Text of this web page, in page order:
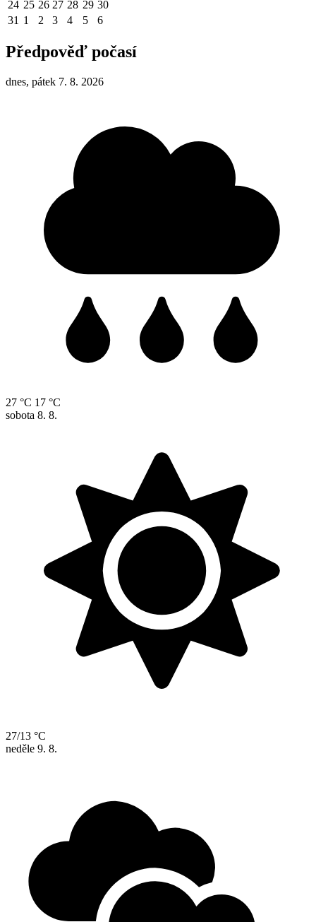
24 25 26 27 28 29 30
31 1 2 3 4 5 6
Předpověď počasí
dnes, pátek 7. 8. 2026
27 °C 17 °C
sobota 8. 8.
27/13 °C
neděle 9. 8.